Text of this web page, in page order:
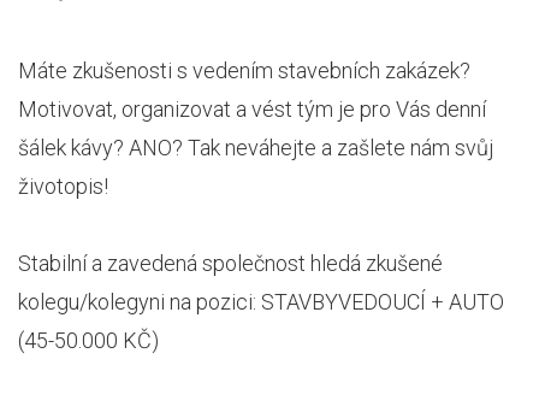
Máte zkušenosti s vedením stavebních zakázek?
Motivovat, organizovat a vést tým je pro Vás denní
šálek kávy? ANO? Tak neváhejte a zašlete nám svůj
životopis!
Stabilní a zavedená společnost hledá zkušené
kolegu/kolegyni na pozici: STAVBYVEDOUCÍ + AUTO
(45-50.000 KČ)